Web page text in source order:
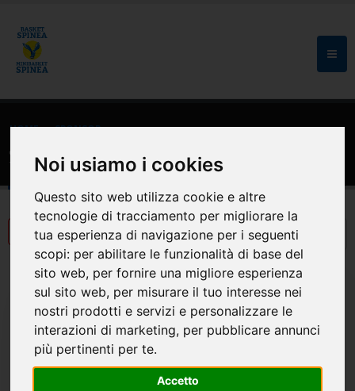
Noi usiamo i cookies
Questo sito web utilizza cookie e altre
tecnologie di tracciamento per migliorare la
tua esperienza di navigazione per i seguenti
scopi: per abilitare le funzionalità di base del
sito web, per fornire una migliore esperienza
sul sito web, per misurare il tuo interesse nei
nostri prodotti e servizi e personalizzare le
interazioni di marketing, per pubblicare annunci
più pertinenti per te.
Accetto
HOME SPONSOR
Sponsor